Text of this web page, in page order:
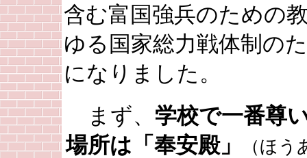
含む富国強兵のための
ゆる国家総力戦体制の
になりました。
まず、 学校で一番尊
場所は「奉安殿」
（ほう